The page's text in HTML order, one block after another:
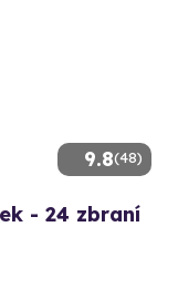
9.8(48)
- 24 zbraní